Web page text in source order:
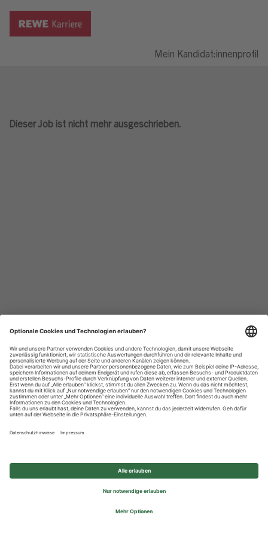
Mein Kandidat:innenprofil
Dieser Job ist nicht mehr ausgeschrieben.
Datenschutzhinweise
Impressum
Privatsphäre-Einstellungen
© 2026 REWE Group - All rights reserved